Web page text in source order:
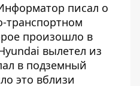
писал о
произошло в
вылетел из
в подземный
это вблизи